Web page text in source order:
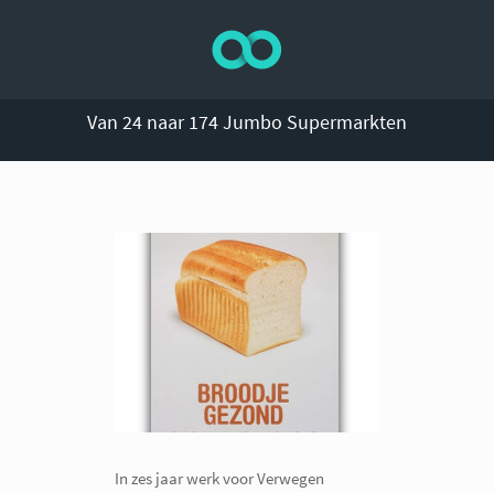
Van 24 naar 174 Jumbo Supermarkten
In zes jaar werk voor Verwegen